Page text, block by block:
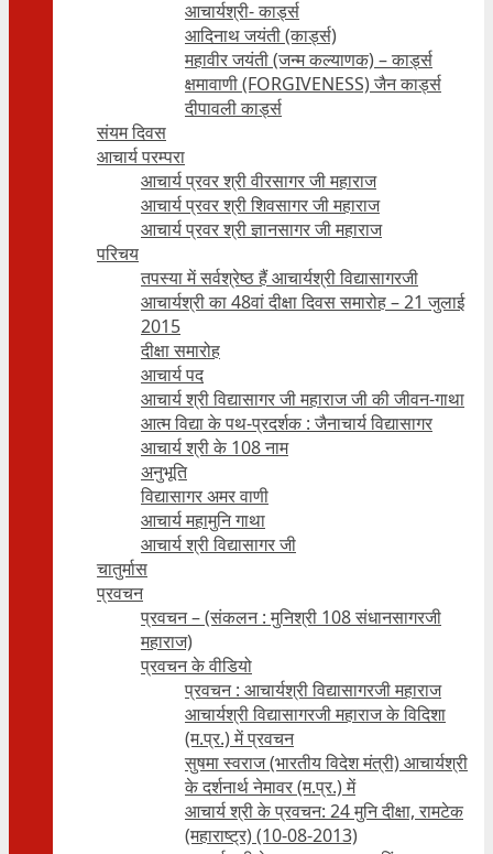
आचार्यश्री- कार्ड्स
आदिनाथ जयंती (कार्ड्स)
महावीर जयंती (जन्म कल्याणक) – कार्ड्स
क्षमावाणी (FORGIVENESS) जैन कार्ड्स
दीपावली कार्ड्स
संयम दिवस
आचार्य परम्परा
आचार्य प्रवर श्री वीरसागर जी महाराज
आचार्य प्रवर श्री शिवसागर जी महाराज
आचार्य प्रवर श्री ज्ञानसागर जी महाराज
परिचय
तपस्या में सर्वश्रेष्ठ हैं आचार्यश्री विद्यासागरजी
आचार्यश्री का 48वां दीक्षा दिवस समारोह – 21 जुलाई
2015
दीक्षा समारोह
आचार्य पद
आचार्य श्री विद्यासागर जी महाराज जी की जीवन-गाथा
आत्म विद्या के पथ-प्रदर्शक : जैनाचार्य विद्यासागर
आचार्य श्री के 108 नाम
अनुभूति
विद्यासागर अमर वाणी
आचार्य महामुनि गाथा
आचार्य श्री विद्यासागर जी
चातुर्मास
प्रवचन
प्रवचन – (संकलन : मुनिश्री 108 संधानसागरजी
महाराज)
प्रवचन के वीडियो
प्रवचन : आचार्यश्री ‍विद्यासागरजी महाराज
आचार्यश्री विद्यासागरजी महाराज के विदिशा
(म.प्र.) में प्रवचन
सुषमा स्वराज (भारतीय विदेश मंत्री) आचार्यश्री
के दर्शनार्थ नेमावर (म.प्र.) में
आचार्य श्री के प्रवचन: 24 मुनि दीक्षा, रामटेक
(महाराष्ट्र) (10-08-2013)